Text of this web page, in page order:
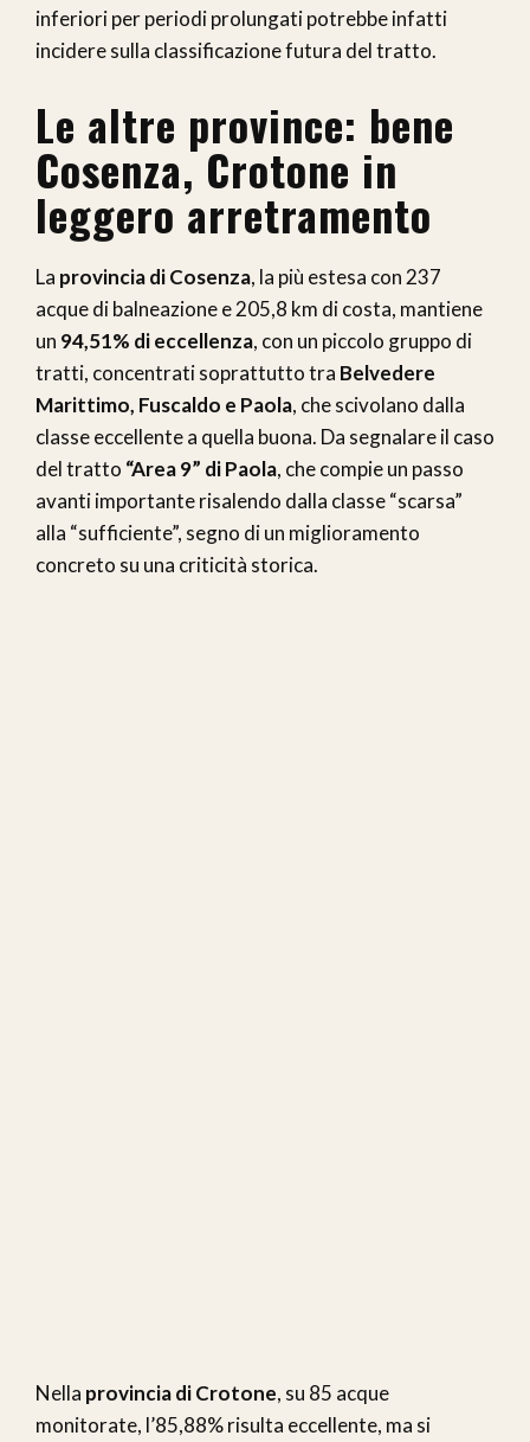
inferiori per periodi prolungati potrebbe infatti
incidere sulla classificazione futura del tratto.
Le altre province: bene
Cosenza, Crotone in
leggero arretramento
La provincia di Cosenza, la più estesa con 237
acque di balneazione e 205,8 km di costa, mantiene
un 94,51% di eccellenza, con un piccolo gruppo di
tratti, concentrati soprattutto tra Belvedere
Marittimo, Fuscaldo e Paola, che scivolano dalla
classe eccellente a quella buona. Da segnalare il caso
del tratto “Area 9” di Paola, che compie un passo
avanti importante risalendo dalla classe “scarsa”
alla “sufficiente”, segno di un miglioramento
concreto su una criticità storica.
Nella provincia di Crotone, su 85 acque
monitorate, l’85,88% risulta eccellente, ma si